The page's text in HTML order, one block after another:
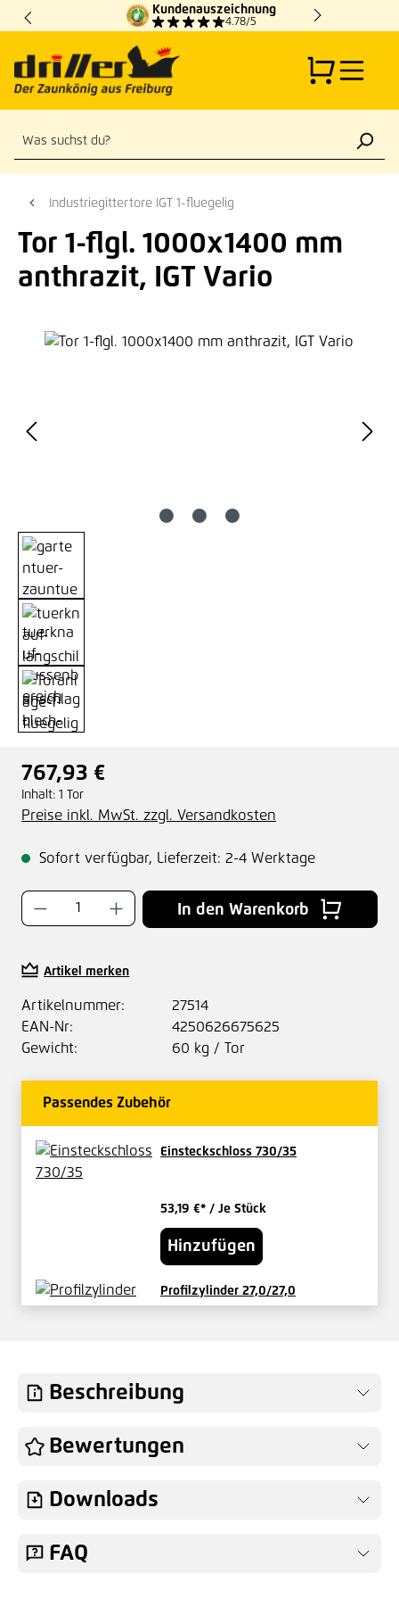
Zum Hauptinhalt springen
Kundenauszeichnung
4.78/5
Industriegittertore IGT 1-fluegelig
Tor 1-flgl. 1000x1400 mm
anthrazit, IGT Vario
Bildergalerie überspringen
Regulärer Preis:
767,93 €
Inhalt: 1 Tor
Preise inkl. MwSt. zzgl. Versandkosten
Sofort verfügbar, Lieferzeit: 2-4 Werktage
Produkt Anzahl: Gib den gewünschten
In den Warenkorb
Artikel merken
Artikelnummer:
27514
EAN-Nr:
4250626675625
Gewicht:
60 kg / Tor
Passendes Zubehör
Einsteckschloss 730/35
53,19 €* / Je Stück
Hinzufügen
Profilzylinder 27,0/27,0
Beschreibung
Bewertungen
Downloads
FAQ